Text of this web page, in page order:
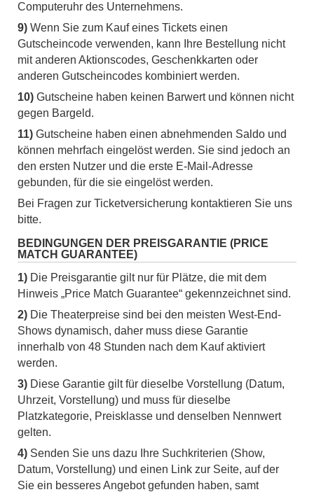
Computeruhr des Unternehmens.
9) Wenn Sie zum Kauf eines Tickets einen
Gutscheincode verwenden, kann Ihre Bestellung nicht
mit anderen Aktionscodes, Geschenkkarten oder
anderen Gutscheincodes kombiniert werden.
10) Gutscheine haben keinen Barwert und können nicht
gegen Bargeld.
11) Gutscheine haben einen abnehmenden Saldo und
können mehrfach eingelöst werden. Sie sind jedoch an
den ersten Nutzer und die erste E-Mail-Adresse
gebunden, für die sie eingelöst werden.
Bei Fragen zur Ticketversicherung kontaktieren Sie uns
bitte.
BEDINGUNGEN DER PREISGARANTIE (PRICE
MATCH GUARANTEE)
1) Die Preisgarantie gilt nur für Plätze, die mit dem
Hinweis „Price Match Guarantee“ gekennzeichnet sind.
2) Die Theaterpreise sind bei den meisten West-End-
Shows dynamisch, daher muss diese Garantie
innerhalb von 48 Stunden nach dem Kauf aktiviert
werden.
3) Diese Garantie gilt für dieselbe Vorstellung (Datum,
Uhrzeit, Vorstellung) und muss für dieselbe
Platzkategorie, Preisklasse und denselben Nennwert
gelten.
4) Senden Sie uns dazu Ihre Suchkriterien (Show,
Datum, Vorstellung) und einen Link zur Seite, auf der
Sie ein besseres Angebot gefunden haben, samt